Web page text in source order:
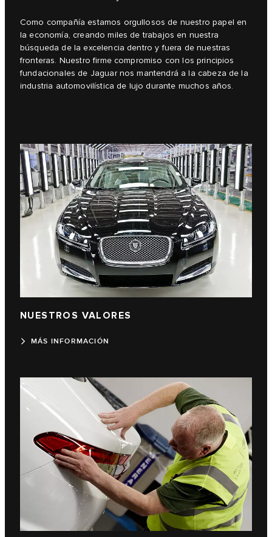
Como compañía estamos orgullosos de nuestro papel en
la economía, creando miles de trabajos en nuestra
búsqueda de la excelencia dentro y fuera de nuestras
fronteras. Nuestro firme compromiso con los principios
fundacionales de Jaguar nos mantendrá a la cabeza de la
industria automovilística de lujo durante muchos años.
NUESTROS VALORES
MÁS INFORMACIÓN